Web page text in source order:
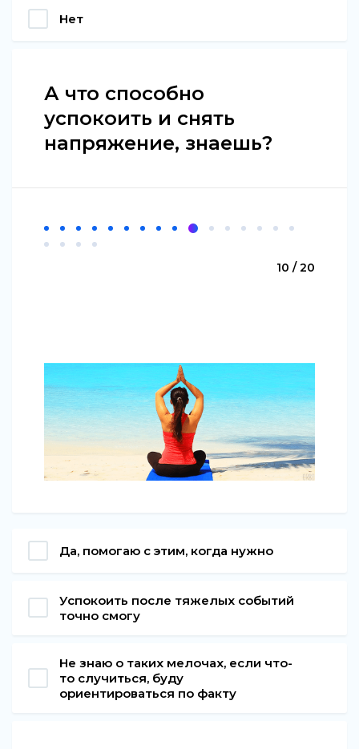
Нет
А что способно
успокоить и снять
напряжение, знаешь?
10 / 20
Да, помогаю с этим, когда нужно
Успокоить после тяжелых событий
точно смогу
Не знаю о таких мелочах, если что-
то случиться, буду
ориентироваться по факту